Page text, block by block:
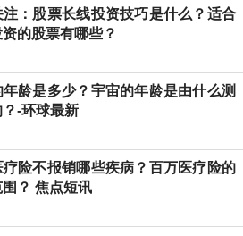
注：股票长线投资技巧是什么？适合
的股票有哪些？
龄是多少？宇宙的年龄是由什么测
-环球最新
疗险不报销哪些疾病？百万医疗险的
？ 焦点短讯